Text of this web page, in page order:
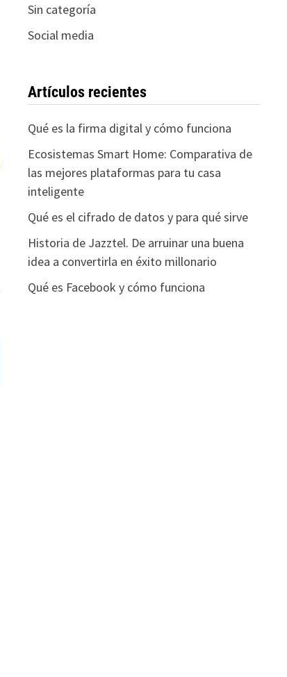
Sin categoría
Social media
Artículos recientes
Qué es la firma digital y cómo funciona
Ecosistemas Smart Home: Comparativa de
las mejores plataformas para tu casa
inteligente
Qué es el cifrado de datos y para qué sirve
Historia de Jazztel. De arruinar una buena
idea a convertirla en éxito millonario
Qué es Facebook y cómo funciona